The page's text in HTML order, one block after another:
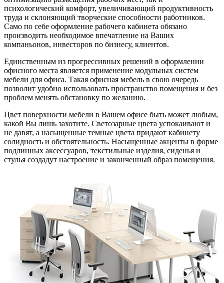
психологический комфорт, увеличивающий продуктивность
труда и склоняющий творческие способности работников.
Само по себе оформление рабочего кабинета обязано
производить необходимое впечатление на Ваших
компаньонов, инвесторов по бизнесу, клиентов.
Единственным из прогрессивных решений в оформлении
офисного места является применение модульных систем
мебели для офиса. Такая офисная мебель в свою очередь
позволит удобно использовать пространство помещения и без
проблем менять обстановку по желанию.
Цвет поверхности мебели в Вашем офисе быть может любым,
какой Вы лишь захотите. Светозарные цвета успокаивают и
не давят, а насыщенные темные цвета придают кабинету
солидность и обстоятельность. Насыщенные акценты в форме
подлинных аксессуаров, текстильные изделия, сиденья и
стулья создадут настроение и законченный образ помещения.